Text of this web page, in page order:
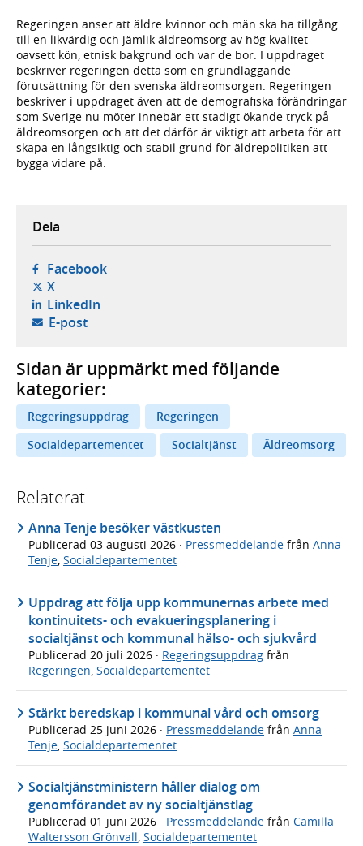
Regeringen anser att äldre kvinnor och män ska ha tillgång
till en likvärdig och jämlik äldreomsorg av hög kvalitet
oavsett kön, etnisk bakgrund och var de bor. I uppdraget
beskriver regeringen detta som en grundläggande
förutsättning för den svenska äldreomsorgen. Regeringen
beskriver i uppdraget även att de demografiska förändringar
som Sverige nu möter innebär ett stadigt ökande tryck på
äldreomsorgen och att det därför är viktigt att arbeta för att
skapa en långsiktig och stabil grund för äldrepolitiken att
bygga vidare på.
Dela
Facebook- öppnas i ny flik, extern webbplats,
X- öppnas i ny flik, extern webbplats,
LinkedIn- öppnas i ny flik, extern webbplats,
E-post- öppnar din e-postklient,
Sidan är uppmärkt med följande
kategorier:
Regeringsuppdrag
Regeringen
Socialdepartementet
Socialtjänst Äldreomsorg
Relaterat
Anna Tenje besöker västkusten
Publicerad 03 augusti 2026 · Pressmeddelande från Anna
Tenje, Socialdepartementet
Uppdrag att följa upp kommunernas arbete med
kontinuitets- och evakueringsplanering i
socialtjänst och kommunal hälso- och sjukvård
Publicerad 20 juli 2026 · Regeringsuppdrag från
Regeringen, Socialdepartementet
Stärkt beredskap i kommunal vård och omsorg
Publicerad 25 juni 2026 · Pressmeddelande från Anna
Tenje Socialdepartementet
Socialtjänstministern håller dialog om
genomförandet av ny socialtjänstlag
Publicerad 01 juni 2026 · Pressmeddelande från Camilla
Waltersson Grönvall, Socialdepartementet